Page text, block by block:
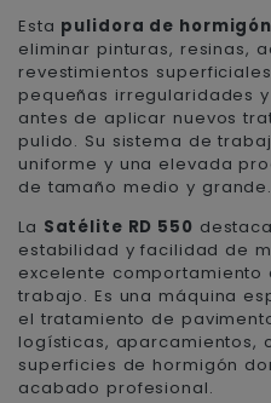
Esta pulidora de
eliminar pinturas, resinas,
revestimientos
pequeñas irregularidades
antes de aplicar nuevos
pulido. Su sistema de
uniforme y una elevada
de tamaño medio y grande.
La Satélite RD 550
estabilidad y facilidad de
excelente
trabajo. Es una máquina
el tratamiento de
logísticas, aparcamientos,
superficies de hormigón
acabado profesional.